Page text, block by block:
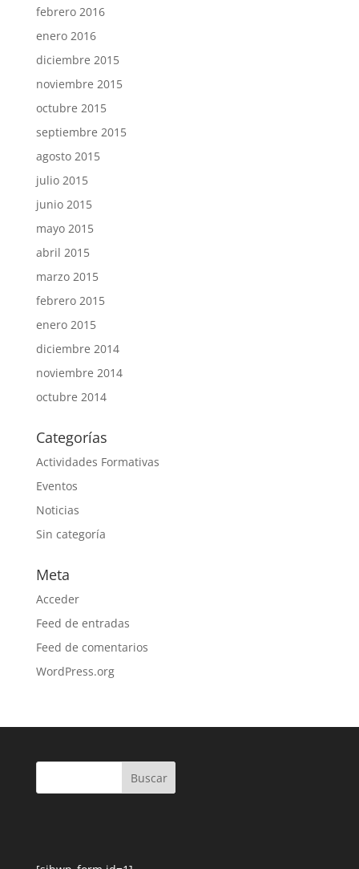
febrero 2016
enero 2016
diciembre 2015
noviembre 2015
octubre 2015
septiembre 2015
agosto 2015
julio 2015
junio 2015
mayo 2015
abril 2015
marzo 2015
febrero 2015
enero 2015
diciembre 2014
noviembre 2014
octubre 2014
Categorías
Actividades Formativas
Eventos
Noticias
Sin categoría
Meta
Acceder
Feed de entradas
Feed de comentarios
WordPress.org